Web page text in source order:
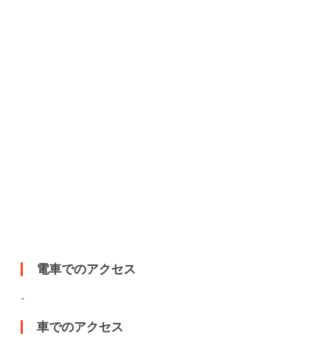
電車でのアクセス
-
車でのアクセス